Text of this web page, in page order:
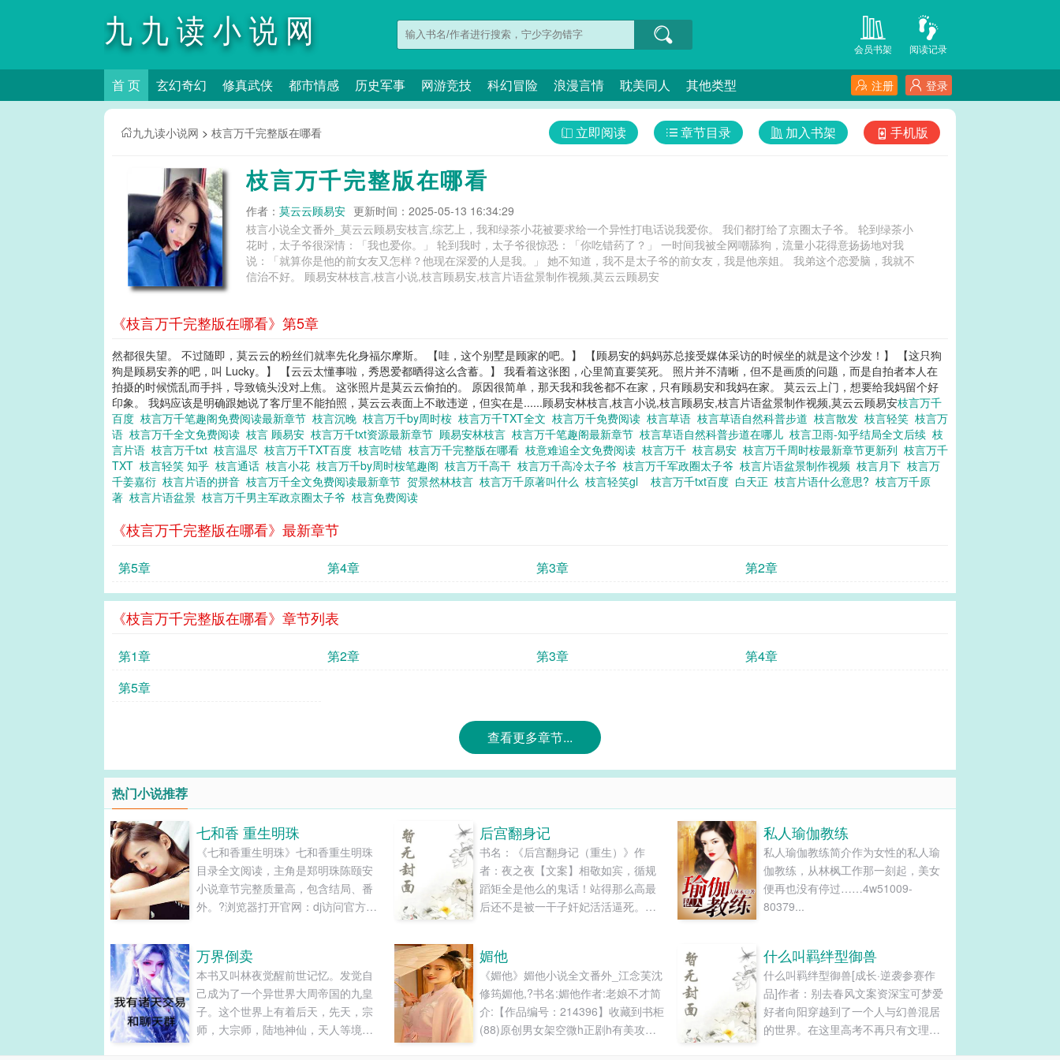
九九读小说网 阅读记录
会员书架
首 页 玄幻奇幻 修真武侠 都市情感 历史军事 网游竞技 科幻冒险 浪漫言情 耽美同人 其他类型 登录
注册
九九读小说网 > 枝言万千完整版在哪看 手机版
加入书架
章节目录
立即阅读
枝言万千完整版在哪看
作者： 莫云云顾易安 更新时间：2025-05-13 16:34:29
枝言小说全文番外_莫云云顾易安枝言,综艺上，我和绿茶小花被要求给一个异性打电话说我爱你。 我们都打给了京圈太子爷。 轮到绿茶小
花时，太子爷很深情：「我也爱你。」 轮到我时，太子爷很惊恐：「你吃错药了？」 一时间我被全网嘲舔狗，流量小花得意扬扬地对我
说：「就算你是他的前女友又怎样？他现在深爱的人是我。」 她不知道，我不是太子爷的前女友，我是他亲姐。 我弟这个恋爱脑，我就不
信治不好。 顾易安林枝言,枝言小说,枝言顾易安,枝言片语盆景制作视频,莫云云顾易安
《枝言万千完整版在哪看》第5章
然都很失望。 不过随即，莫云云的粉丝们就率先化身福尔摩斯。 【哇，这个别墅是顾家的吧。】 【顾易安的妈妈苏总接受媒体采访的时候坐的就是这个沙发！】 【这只狗
狗是顾易安养的吧，叫 Lucky。】 【云云太懂事啦，秀恩爱都晒得这么含蓄。】 我看着这张图，心里简直要笑死。 照片并不清晰，但不是画质的问题，而是自拍者本人在
拍摄的时候慌乱而手抖，导致镜头没对上焦。 这张照片是莫云云偷拍的。 原因很简单，那天我和我爸都不在家，只有顾易安和我妈在家。 莫云云上门，想要给我妈留个好
印象。 我妈应该是明确跟她说了客厅里不能拍照，莫云云表面上不敢违逆，但实在是......顾易安林枝言,枝言小说,枝言顾易安,枝言片语盆景制作视频,莫云云顾易安枝言万千
百度 枝言万千笔趣阁免费阅读最新章节 枝言沉晚 枝言万千by周时桉 枝言万千TXT全文 枝言万千免费阅读 枝言草语 枝言草语自然科普步道 枝言散发 枝言轻笑 枝言万
语 枝言万千全文免费阅读 枝言 顾易安 枝言万千txt资源最新章节 顾易安林枝言 枝言万千笔趣阁最新章节 枝言草语自然科普步道在哪儿 枝言卫雨-知乎结局全文后续 枝
言片语 枝言万千txt 枝言温尽 枝言万千TXT百度 枝言吃错 枝言万千完整版在哪看 枝意难追全文免费阅读 枝言万千 枝言易安 枝言万千周时桉最新章节更新列 枝言万千
TXT 枝言轻笑 知乎 枝言通话 枝言小花 枝言万千by周时桉笔趣阁 枝言万千高干 枝言万千高冷太子爷 枝言万千军政圈太子爷 枝言片语盆景制作视频 枝言月下 枝言万
千姜嘉衍 枝言片语的拼音 枝言万千全文免费阅读最新章节 贺景然林枝言 枝言万千原著叫什么 枝言轻笑gl 枝言万千txt百度 白天正 枝言片语什么意思? 枝言万千原
著 枝言片语盆景 枝言万千男主军政京圈太子爷 枝言免费阅读
《枝言万千完整版在哪看》最新章节
第5章 第4章 第3章 第2章
《枝言万千完整版在哪看》章节列表
第1章 第2章 第3章
第4章
第5章
查看更多章节...
热门小说推荐
七和香 重生明珠
《七和香重生明珠》七和香重生明珠
目录全文阅读，主角是郑明珠陈颐安
小说章节完整质量高，包含结局、番
外。?浏览器打开官网：dj访问官方
＊﹒。．＊﹒。．☆﹒。．∴＊’．﹒
∴☆﹒＊﹒。☆《重生明珠》这是一个
杀伐决断的灵魂穿越到一个包子女身
上之后发生的故事！架空朝代，尽量
合理，考据党慎入！内容标签：灵魂
后宫翻身记
书名：《后宫翻身记（重生）》作
者：夜之夜【文案】相敬如宾，循规
蹈矩全是他么的鬼话！站得那么高最
后还不是被一干子奸妃活活逼死。重
狠。后宫百花园中，独秀一枝的永远
只有一人。看女主如何步步为营，从
末等更衣向皇后宝座进军！女主口头
禅：每一个狠毒女人的背后都有一个
活该千刀...
私人瑜伽教练
私人瑜伽教练简介作为女性的私人瑜
伽教练，从林枫工作那一刻起，美女
便再也没有停过……4w51009-
80379...
万界倒卖
本书又叫林夜觉醒前世记忆。发觉自
己成为了一个异世界大周帝国的九皇
子。这个世界上有着后天，先天，宗
师，大宗师，陆地神仙，天人等境
媚他
《媚他》媚他小说全文番外_江念芙沈
修筠媚他,?书名:媚他作者:老娘不才简
介:【作品编号：214396】收藏到书柜
(88)原创男女架空微h正剧h有美攻强
什么叫羁绊型御兽
什么叫羁绊型御兽[成长·逆袭参赛作
品]作者：别去春风文案资深宝可梦爱
好者向阳穿越到了一个人与幻兽混居
的世界。在这里高考不再只有文理